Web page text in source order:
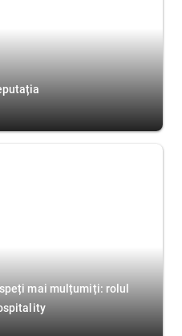
mai mulțumiți: rolul